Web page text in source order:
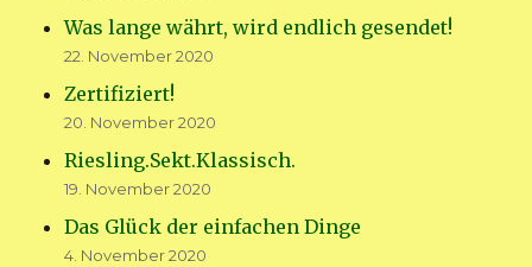
Was lange währt, wird endlich gesendet!
22. November 2020
Zertifiziert!
20. November 2020
Riesling.Sekt.Klassisch.
19. November 2020
Das Glück der einfachen Dinge
4. November 2020